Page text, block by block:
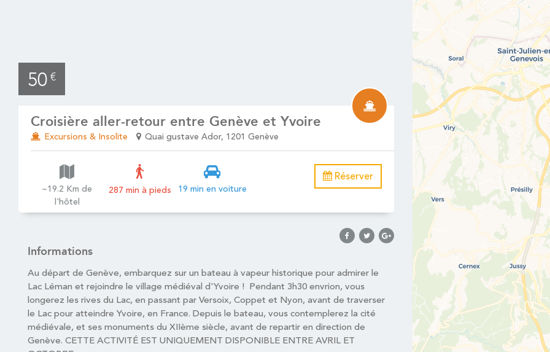
50 €
Croisière aller-retour entre Genève et Yvoire
Excursions & Insolite Quai gustave Ador, 1201 Genève
~19.2 Km de
l'hôtel
287 min à pieds 19 min en voiture
Réserver
Informations
Au départ de Genève, embarquez sur un bateau à vapeur historique pour admirer le
Lac Léman et rejoindre le village médiéval d'Yvoire ! Pendant 3h30 envrion, vous
longerez les rives du Lac, en passant par Versoix, Coppet et Nyon, avant de traverser
le Lac pour atteindre Yvoire, en France. Depuis le bateau, vous contemplerez la cité
médiévale, et ses monuments du XIIème siècle, avant de repartir en direction de
Genève. CETTE ACTIVITÉ EST UNIQUEMENT DISPONIBLE ENTRE AVRIL ET